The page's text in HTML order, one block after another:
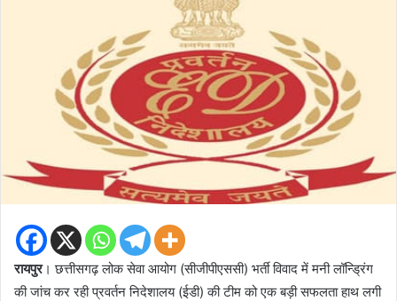
रायपुर। छत्तीसगढ़ लोक सेवा आयोग (सीजीपीएससी) भर्ती विवाद में मनी लॉन्ड्रिंग
की जांच कर रही प्रवर्तन निदेशालय (ईडी) की टीम को एक बड़ी सफलता हाथ लगी